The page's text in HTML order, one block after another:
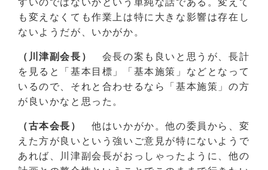
すいのではないかという単純な話である。変えて
も変えなくても作業上は特に大きな影響は存在し
ないようだが、いかがか。
（川津副会長）
会長の案も良いと思うが、長計
を見ると「基本目標」「基本施策」などとなって
いるので、それと合わせるなら「基本施策」の方
が良いかなと思った。
（古本会長）
他はいかがか。他の委員から、変
えた方が良いという強いご意見が特にないようで
あれば、川津副会長がおっしゃったように、他の